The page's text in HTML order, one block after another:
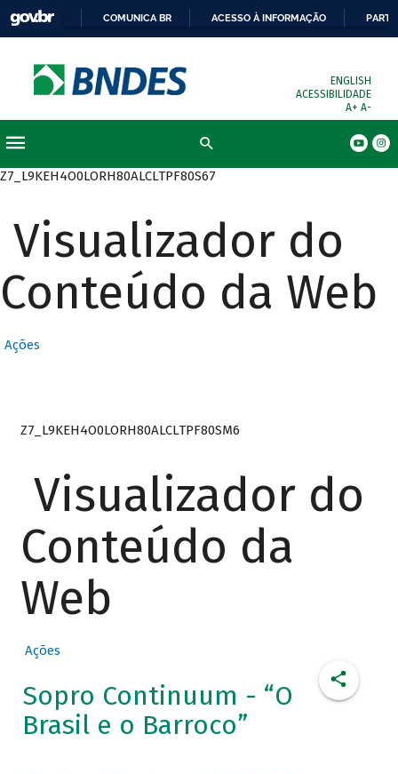
COMUNICA BR ACESSO À INFORMAÇÃO
ENGLISH
ACESSIBILIDADE
A+ A-
Z7_L9KEH4O0LORH80ALCLTPF80S67
Visualizador do
Conteúdo da Web
Ações
Z7_L9KEH4O0LORH80ALCLTPF80SM6
Visualizador do
Conteúdo da
Web
Ações
Sopro Continuum - “O
Brasil e o Barroco”